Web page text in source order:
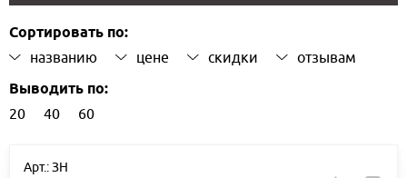
Сортировать по:
названию цене скидки отзывам
Выводить по:
20 40 60
Арт.: ЗН